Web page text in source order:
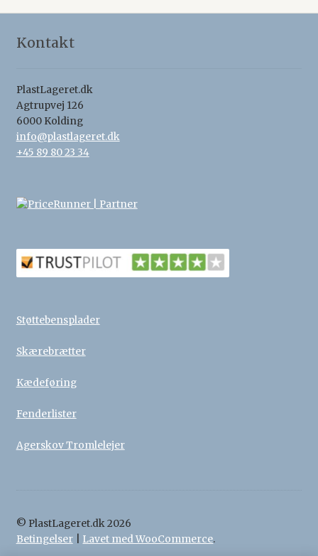
Kontakt
PlastLageret.dk
Agtrupvej 126
6000 Kolding
info@plastlageret.dk
+45 89 80 23 34
Støttebensplader
Skærebrætter
Kædeføring
Fenderlister
Agerskov Tromlelejer
© PlastLageret.dk 2026
Betingelser
Lavet med WooCommerce.